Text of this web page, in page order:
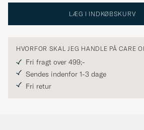
LÆG I INDKØBSKURV
HVORFOR SKAL JEG HANDLE PÅ CARE
Fri fragt over 499;-
Sendes indenfor 1-3 dage
Fri retur